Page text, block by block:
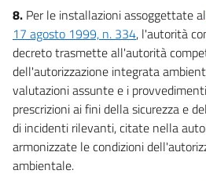
105
106
107
108
CAPO IV
ULTERIORI MISURE PER LA
109
110
8. Per le installazioni assoggettate al
17 agosto 1999, n. 334, l'autorità
decreto trasmette all'autorità
dell'autorizzazione integrata
valutazioni assunte e i
prescrizioni ai fini della sicurezza e
di incidenti rilevanti, citate nella
armonizzate le condizioni
ambientale.